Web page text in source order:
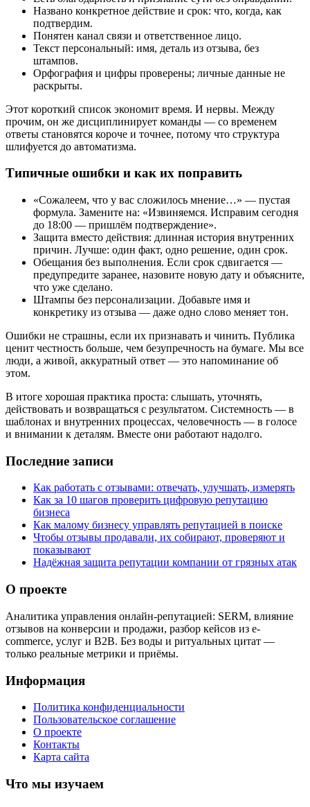
Названо конкретное действие и срок: что, когда, как
подтвердим.
Понятен канал связи и ответственное лицо.
Текст персональный: имя, деталь из отзыва, без
штампов.
Орфография и цифры проверены; личные данные не
раскрыты.
Этот короткий список экономит время. И нервы. Между
прочим, он же дисциплинирует команды — со временем
ответы становятся короче и точнее, потому что структура
шлифуется до автоматизма.
Типичные ошибки и как их поправить
«Сожалеем, что у вас сложилось мнение…» — пустая
формула. Замените на: «Извиняемся. Исправим сегодня
до 18:00 — пришлём подтверждение».
Защита вместо действия: длинная история внутренних
причин. Лучше: один факт, одно решение, один срок.
Обещания без выполнения. Если срок сдвигается —
предупредите заранее, назовите новую дату и объясните,
что уже сделано.
Штампы без персонализации. Добавьте имя и
конкретику из отзыва — даже одно слово меняет тон.
Ошибки не страшны, если их признавать и чинить. Публика
ценит честность больше, чем безупречность на бумаге. Мы все
люди, а живой, аккуратный ответ — это напоминание об
этом.
В итоге хорошая практика проста: слышать, уточнять,
действовать и возвращаться с результатом. Системность — в
шаблонах и внутренних процессах, человечность — в голосе
и внимании к деталям. Вместе они работают надолго.
Последние записи
Как работать с отзывами: отвечать, улучшать, измерять
Как за 10 шагов проверить цифровую репутацию
бизнеса
Как малому бизнесу управлять репутацией в поиске
Чтобы отзывы продавали, их собирают, проверяют и
показывают
Надёжная защита репутации компании от грязных атак
О проекте
Аналитика управления онлайн-репутацией: SERM, влияние
отзывов на конверсии и продажи, разбор кейсов из e-
commerce, услуг и B2B. Без воды и ритуальных цитат —
только реальные метрики и приёмы.
Информация
Политика конфиденциальности
Пользовательское соглашение
О проекте
Контакты
Карта сайта
Что мы изучаем